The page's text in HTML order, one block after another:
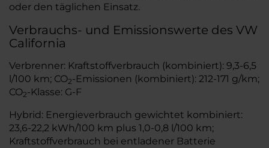
oder den täglichen Einsatz.
Verbrauchs- und Emissionswerte des VW
California
Verbrenner: Kraftstoffverbrauch (kombiniert): 9,3-6,5
l/100 km; CO2-Emissionen (kombiniert): 212-171 g/km;
CO2-Klasse: G-F
Hybrid: Energieverbrauch gewichtet kombiniert:
23,6-22,2 kWh/100 km plus 1,0-0,8 l/100 km;
Kraftstoffverbrauch bei entladener Batterie